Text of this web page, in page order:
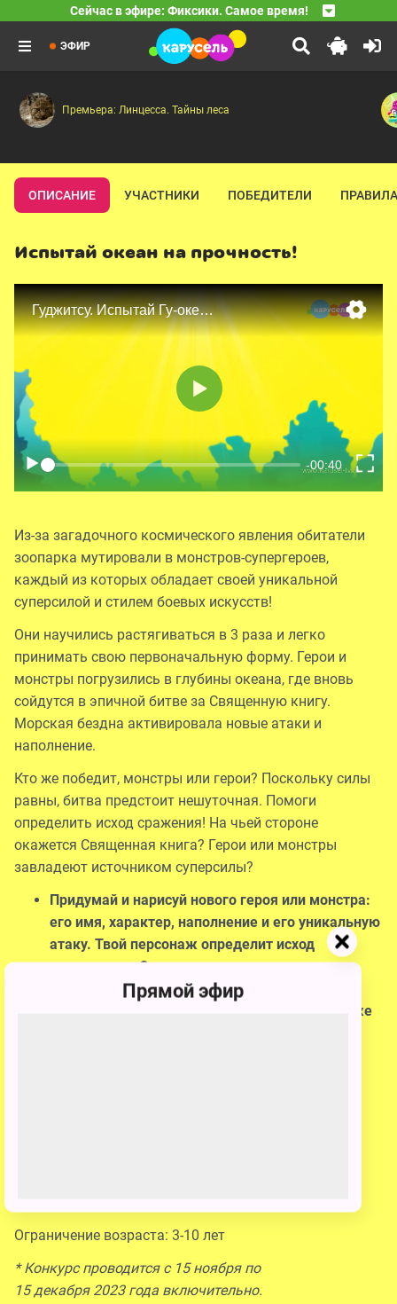
Сейчас в эфире: Фиксики. Самое время!
Материя — Изобретение — Циолковский — Диван —
07:00
Ум и Хрум
Мини-Хрум — Мармеладный червь — Я крутой —
Принцесса и дракон
Про принцессу Варвару, оказавшуюся в настоящей
ЭФИР
Премьера: Линцесса. Тайны леса
ОПИСАНИЕ УЧАСТНИКИ ПОБЕДИТЕЛИ
Испытай океан на прочность!
Из-за загадочного космического явления обитатели
зоопарка мутировали в монстров-супергероев,
каждый из которых обладает своей уникальной
суперсилой и стилем боевых искусств!
Они научились растягиваться в 3 раза и легко
принимать свою первоначальную форму. Герои и
монстры погрузились в глубины океана, где вновь
сойдутся в эпичной битве за Священную книгу.
Морская бездна активировала новые атаки и
наполнение.
Кто же победит, монстры или герои? Поскольку силы
равны, битва предстоит нешуточная. Помоги
определить исход сражения! На чьей стороне
окажется Священная книга? Герои или монстры
завладеют источником суперсилы?
Придумай и нарисуй нового героя или монстра:
его имя, характер, наполнение и его уникальную
атаку. Твой персонаж определит исход
сражения за Священную книгу;
Загрузи фотографию рисунка сюда. А в
описании работы расскажи о своем персонаже
Ограничение возраста: 3-10 лет
* Конкурс проводится с 15 ноября по
15 декабря 2023 года включительно.
Прямой эфир